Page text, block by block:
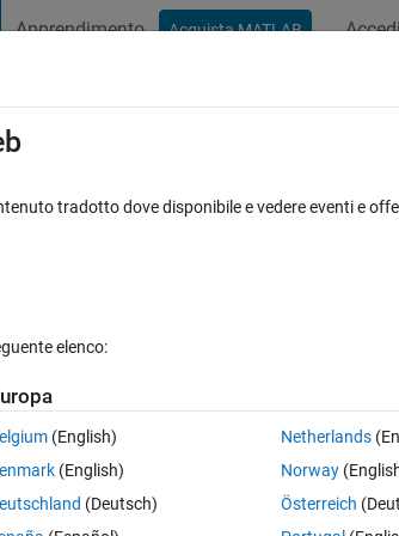
Apprendimento Acquista MATLAB
to longitude?
data but longitude and latitude are given as
tradotto dove disponibile e vedere eventi e
elenco:
(English)
(English)
(Deutsch)
Netherlands
Norway
Österreich